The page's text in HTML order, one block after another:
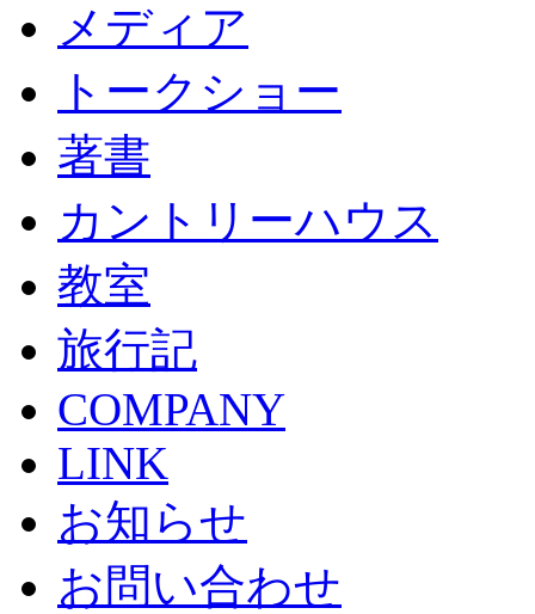
メディア
トークショー
著書
カントリーハウス
教室
旅行記
COMPANY
LINK
お知らせ
お問い合わせ